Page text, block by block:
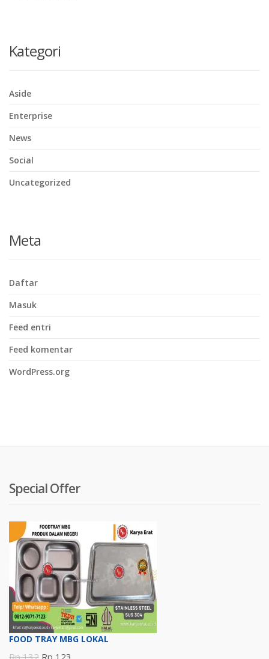
Kategori
Aside
Enterprise
News
Social
Uncategorized
Meta
Daftar
Masuk
Feed entri
Feed komentar
WordPress.org
Special Offer
FOOD TRAY MBG LOKAL
Harga